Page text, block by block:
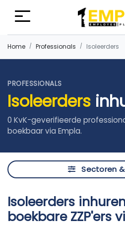
Home Professionals Isoleerders
PROFESSIONALS
Isoleerders
0 KvK-geverifieerde
boekbaar via Empla.
Sectoren
Isoleerders
boekbare ZZP'ers